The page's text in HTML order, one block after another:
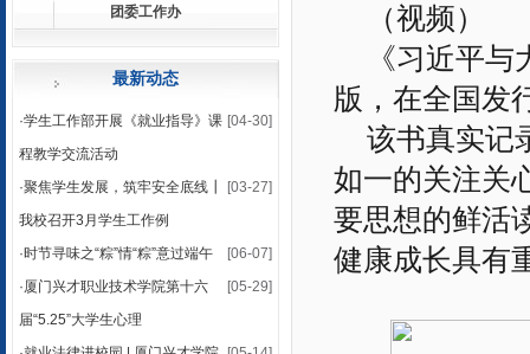
团委工作办
最新动态
[04-30]
·学生工作部开展《就业指导》课
程教学交流活动
[03-27]
·聚焦学生发展，筑牢安全底线┃
我校召开3月学生工作例
[06-07]
·时节寻味之“粽”情“粽”意过端午
[05-29]
·厦门兴才职业技术学院第十六
届“5.25”大学生心理
（视频）
《习近平
版，在全国发
该书真实记
如一的关注关
要思想的鲜活
健康成长具有